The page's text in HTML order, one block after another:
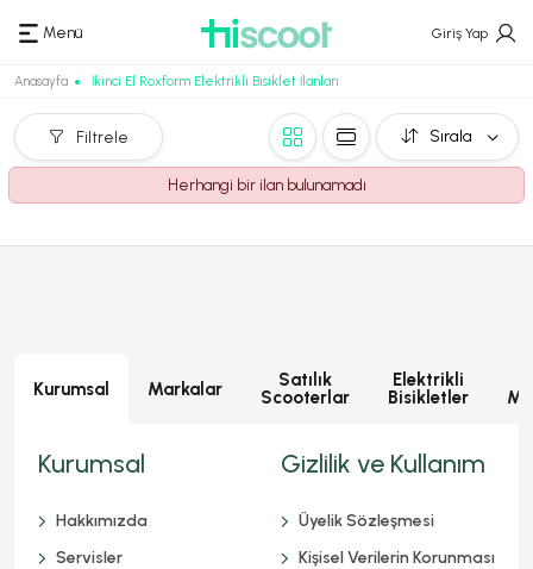
Menü Giriş Yap
Anasayfa İkinci El Roxform Elektrikli Bisiklet İlanları
Filtrele Sırala
Herhangi bir ilan bulunamadı
Kurumsal Markalar
Satılık
Scooterlar
Elektrikli
Bisikletler
Kurumsal
Hakkımızda
Servisler
Gizlilik ve Kullanım
Üyelik Sözleşmesi
Kişisel Verilerin Korunması